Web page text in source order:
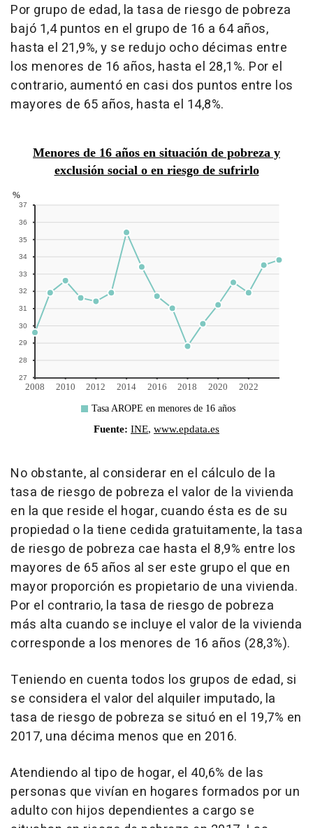
Por grupo de edad, la tasa de riesgo de pobreza
bajó 1,4 puntos en el grupo de 16 a 64 años,
hasta el 21,9%, y se redujo ocho décimas entre
los menores de 16 años, hasta el 28,1%. Por el
contrario, aumentó en casi dos puntos entre los
mayores de 65 años, hasta el 14,8%.
No obstante, al considerar en el cálculo de la
tasa de riesgo de pobreza el valor de la vivienda
en la que reside el hogar, cuando ésta es de su
propiedad o la tiene cedida gratuitamente, la tasa
de riesgo de pobreza cae hasta el 8,9% entre los
mayores de 65 años al ser este grupo el que en
mayor proporción es propietario de una vivienda.
Por el contrario, la tasa de riesgo de pobreza
más alta cuando se incluye el valor de la vivienda
corresponde a los menores de 16 años (28,3%).
Teniendo en cuenta todos los grupos de edad, si
se considera el valor del alquiler imputado, la
tasa de riesgo de pobreza se situó en el 19,7% en
2017, una décima menos que en 2016.
Atendiendo al tipo de hogar, el 40,6% de las
personas que vivían en hogares formados por un
adulto con hijos dependientes a cargo se